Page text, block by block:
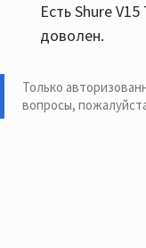
Есть Shure
доволен.
Только
вопросы,